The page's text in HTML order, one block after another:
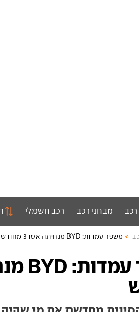
מבחני רכב רכב חשמלי
משפר עמדות: BYD מנחיתה אטו 3 מחודש